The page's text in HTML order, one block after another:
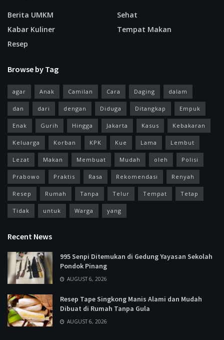
Berita UMKM
Kabar Kuliner
Resep
Sehat
Tempat Makan
Browse by Tag
agar Anak Camilan Cara Daging dalam
dan dari dengan Diduga Ditangkap Empuk
Enak Gurih Hingga Jakarta Kasus Kebakaran
Keluarga Korban KPK Kue Lama Lembut
Lezat Makan Membuat Mudah oleh Polisi
Prabowo Praktis Rasa Rekomendasi Renyah
Resep Rumah Tanpa Telur Tempat Tetap
Tidak untuk Warga yang
Recent News
995 Senpi Ditemukan di Gedung Yayasan Sekolah
Pondok Pinang
AUGUST 6, 2026
Resep Tape Singkong Manis Alami dan Mudah
Dibuat di Rumah Tanpa Gula
AUGUST 6, 2026